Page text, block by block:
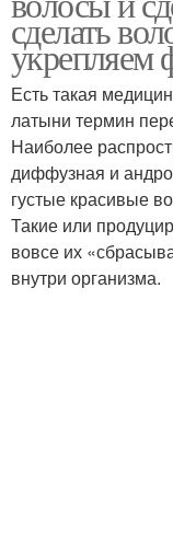
Маска с
Питательная
сделать
укрепляем
Есть такая
латыни термин
Наиболее
диффузная и
густые красивые
Такие или
вовсе их
внутри организма.